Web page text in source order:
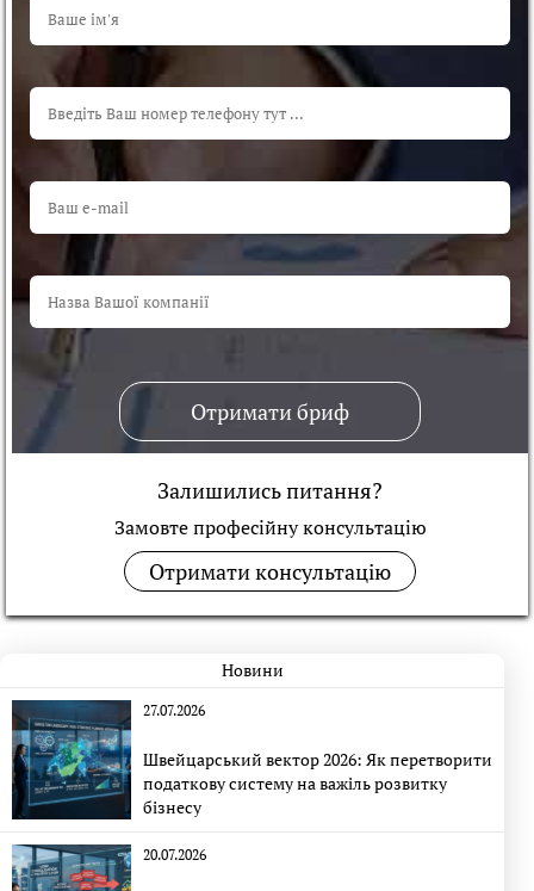
Отримати бриф
Залишились питання?
Замовте професійну консультацiю
Отримати консультацію
Новини
27.07.2026
Швейцарський вектор 2026: Як перетворити
податкову систему на важіль розвитку
бізнесу
20.07.2026